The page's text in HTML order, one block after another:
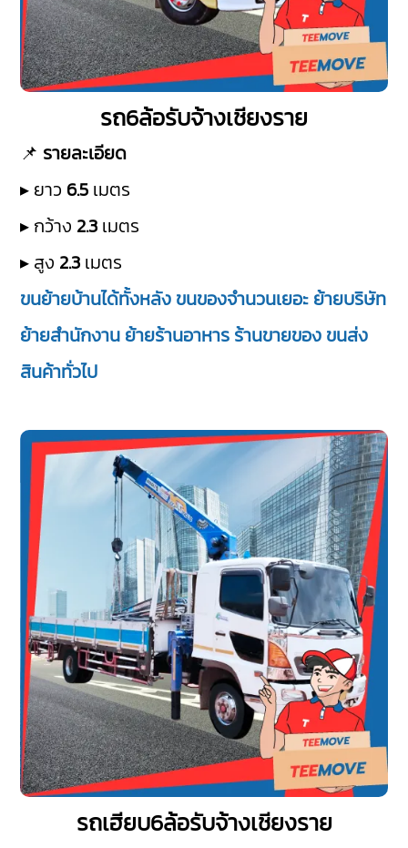
รถ6ล้อรับจ้างเชียงราย
📌 รายละเอียด
▸ ยาว 6.5 เมตร
▸ กว้าง 2.3 เมตร
▸ สูง 2.3 เมตร
ขนย้ายบ้านได้ทั้งหลัง ขนของจำนวนเยอะ ย้ายบริษัท
ย้ายสำนักงาน ย้ายร้านอาหาร ร้านขายของ ขนส่ง
สินค้าทั่วไป
รถเฮียบ6ล้อรับจ้างเชียงราย